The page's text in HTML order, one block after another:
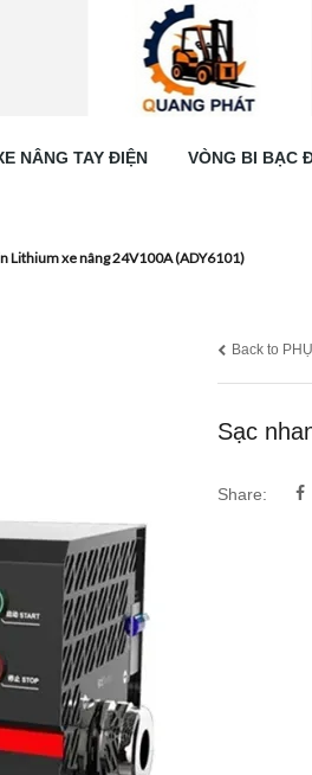
NÂNG TAY ĐIỆN VÒNG BI BẠC
Lithium xe nâng 24V100A (ADY6101)
Back to
Sạc
Share: